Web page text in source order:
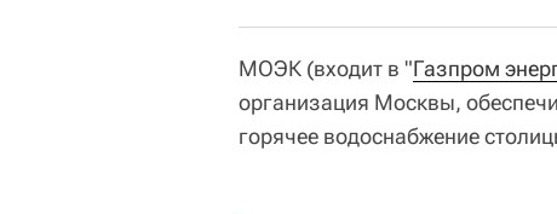
МОЭК (входит в "Газпром
организация Москвы,
горячее водоснабжение